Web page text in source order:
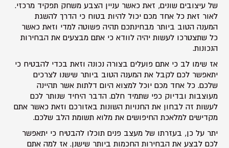
של עיצובים שונים, זאת כאשר עניין הצבע משחק תפקיד מרכזי.
לאור זאת כל אחד מכם יכול להיות בטוח כי הדרך להשגת
המענה הטוב ביותר מבחינתכם תהיה פשוטה למדי וזאת כאשר
כל שתצטרכו לעשות יהיה לוודא כי אתם מבצעים את הבחירות
הנכונות.
אז שימו לב כי אתם פועלים בצורה נכונה וזאת בכדי להבטיח כי
יתאפשר לכם לקבל את המענה הטוב ביותר שישנו לצרכים
שלכם. כל אחד מכם יוכל למצוא היום דלתות אשר תהיינה
מעוצבות ובדיוק כפי שתמיד חלם. הדבר היחיד שנותר לכם
לעשות זה לבחון את החנויות השונות באזורכם וזאת כאשר אתם
מקדישים למלאכת החיפושים את מלוא תשומת הלב שלכם.
יתר על כן, בעזרתו של מעצב פנים תוכלו להבטיח כי יתאפשר
לכם לבצע את הבחירות החכמות ביותר שישנן. אז למה אתם